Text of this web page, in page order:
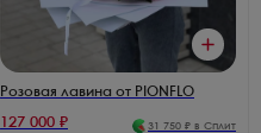
Розовая лавина от PIONFLO
127 000 ₽ 31 750 ₽ в Сплит